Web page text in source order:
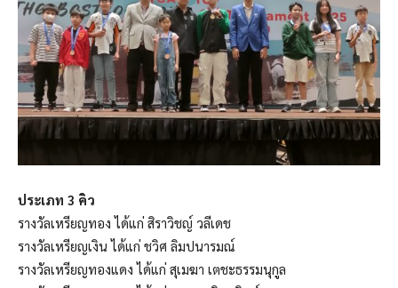
ประเภท 3 คิว
รางวัลเหรียญทอง ได้แก่ สิราวิชญ์ วลีเดช
รางวัลเหรียญเงิน ได้แก่ ชวิศ ลิมปนารมณ์
รางวัลเหรียญทองแดง ได้แก่ สุเมฆา เตชะธรรมนุกูล